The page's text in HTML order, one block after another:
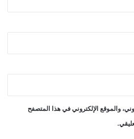
والموقع الإلكتروني في هذا المتصفح